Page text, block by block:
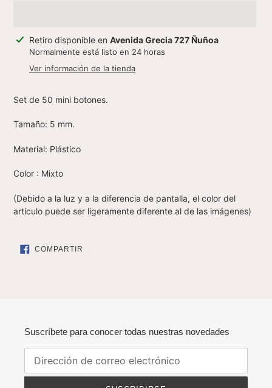
Agregando
producto
carrito
Retiro disponible en Avenida Grecia 727 Ñuñoa
Normalmente está listo en 24 horas
Ver información de la tienda
Set de 50 mini botones.
Tamaño: 5 mm.
Material: Plástico
Color : Mixto
(Debido a la luz y a la diferencia de pantalla, el color del
artículo puede ser ligeramente diferente al de las imágenes)
COMPARTIR
Suscríbete para conocer todas nuestras novedades